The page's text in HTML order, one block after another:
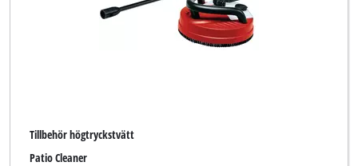
Tillbehör högtryckstvätt
Patio Cleaner